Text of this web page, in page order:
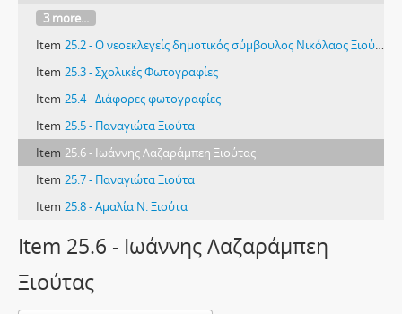
3 more...
Item 25.2 - Ο νεοεκλεγείς δημοτικός σύμβουλος Νικόλαος Ξιούτας καθιερώνει τη Δημοτική «ως επίσημη γλώσσα των εγγράφων του Δήμου Λεμεσού» από τον εξώστη του Δημοτικού Μεγάρου, 6/10/1943
Item 25.3 - Σχολικές Φωτογραφίες
Item 25.4 - Διάφορες φωτογραφίες
Item 25.5 - Παναγιώτα Ξιούτα
Item 25.6 - Ιωάννης Λαζαράμπεη Ξιούτας
Item 25.7 - Παναγιώτα Ξιούτα
Item 25.8 - Αμαλία Ν. Ξιούτα
Item 25.6 - Ιωάννης Λαζαράμπεη
Ξιούτας